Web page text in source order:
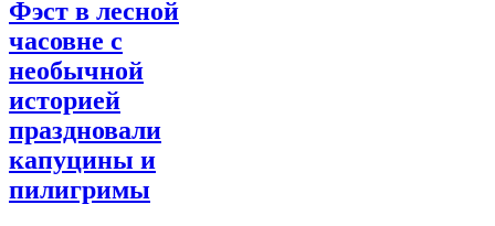
Фэст в лесной
часовне с
необычной
историей
праздновали
капуцины и
пилигримы